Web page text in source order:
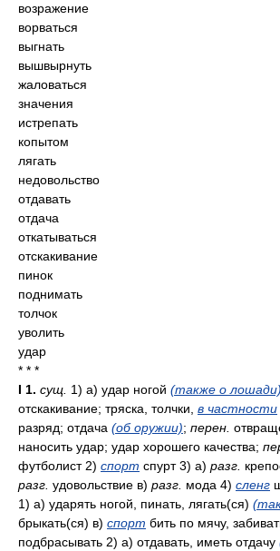
возражение
ворваться
выгнать
вышвырнуть
жаловаться
значения
истрепать
копытом
лягать
недовольство
отдавать
отдача
откатываться
отскакивание
пинок
поднимать
толчок
уволить
удар
* * *
I 1. сущ. 1) а) удар ногой (также о лошади)
отскакивание; тряска, толчки, в частности
разряд; отдача (об оружии); перен.
наносить удар; удар хорошего качества;
футболист 2) спорт спурт 3) а) разг.
разг. удовольствие в) разг. мода 4) сленг
1) а) ударять ногой, пинать, лягать(ся)
брыкать(ся) в) спорт бить по мячу,
подбрасывать 2) а) отдавать, иметь отдачу